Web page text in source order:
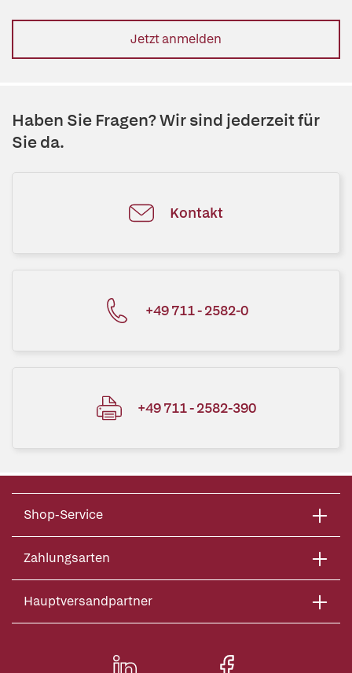
Jetzt anmelden
Haben Sie Fragen? Wir sind jederzeit für
Sie da.
Kontakt
+49 711 - 2582-0
+49 711 - 2582-390
Shop-Service
Zahlungsarten
Hauptversandpartner